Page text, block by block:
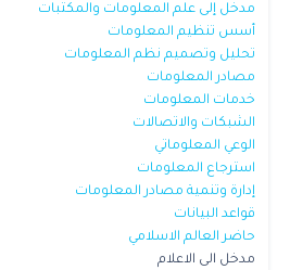
مدخل إلى علم المعلومات والمكتبات
أسس تنظيم المعلومات
تحليل وتصميم نظم المعلومات
مصادر المعلومات
خدمات المعلومات
الشبكات والاتصالات
الوعي المعلوماتي
استرجاع المعلومات
إدارة وتنمية مصادر المعلومات
قواعد البيانات
حاضر العالم الاسلامي
مدخل الى الاعلام